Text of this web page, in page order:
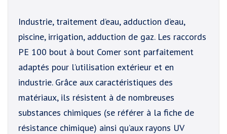
Industrie, traitement d’eau, adduction d’eau,
piscine, irrigation, adduction de gaz. Les raccords
PE 100 bout à bout Comer sont parfaitement
adaptés pour l’utilisation extérieur et en
industrie. Grâce aux caractéristiques des
matériaux, ils résistent à de nombreuses
substances chimiques (se référer à la fiche de
résistance chimique) ainsi qu’aux rayons UV